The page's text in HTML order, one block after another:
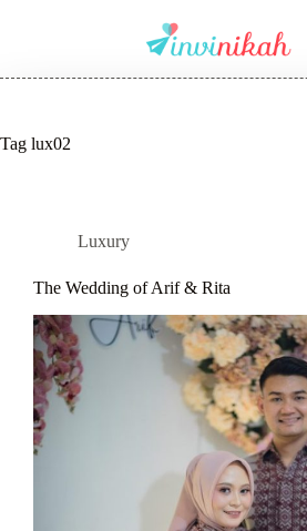
Tag lux02
Luxury
The Wedding of Arif & Rita